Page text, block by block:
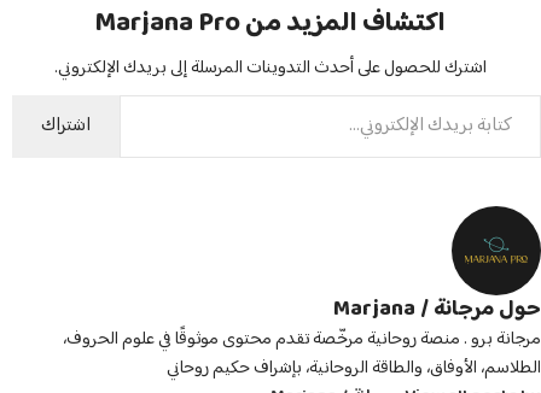
اكتشاف المزيد من Marjana Pro
اشترك للحصول على أحدث التدوينات المرسلة إلى بريدك الإلكتروني.
اشتراك
حول مرجانة / Marjana
مرجانة برو . منصة روحانية مرخّصة تقدم محتوى موثوقًا في علوم الحروف،
الطلاسم، الأوفاق، والطاقة الروحانية، بإشراف حكيم روحاني